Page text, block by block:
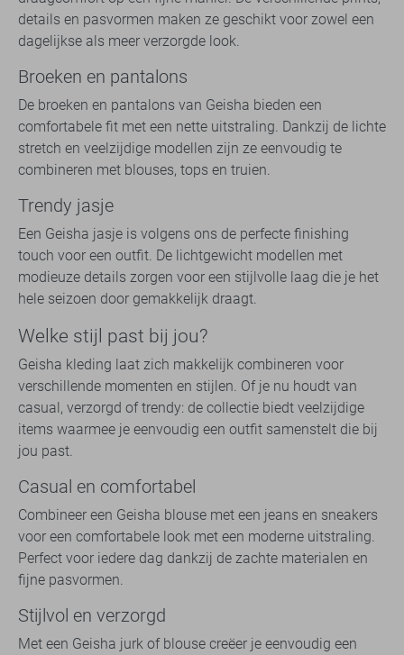
details en pasvormen maken ze geschikt voor zowel een
dagelijkse als meer verzorgde look.
Broeken en pantalons
De broeken en pantalons van Geisha bieden een
comfortabele fit met een nette uitstraling. Dankzij de lichte
stretch en veelzijdige modellen zijn ze eenvoudig te
combineren met blouses, tops en truien.
Trendy jasje
Een Geisha jasje is volgens ons de perfecte finishing
touch voor een outfit. De lichtgewicht modellen met
modieuze details zorgen voor een stijlvolle laag die je het
hele seizoen door gemakkelijk draagt.
Welke stijl past bij jou?
Geisha kleding laat zich makkelijk combineren voor
verschillende momenten en stijlen. Of je nu houdt van
casual, verzorgd of trendy: de collectie biedt veelzijdige
items waarmee je eenvoudig een outfit samenstelt die bij
jou past.
Casual en comfortabel
Combineer een Geisha blouse met een jeans en sneakers
voor een comfortabele look met een moderne uitstraling.
Perfect voor iedere dag dankzij de zachte materialen en
fijne pasvormen.
Stijlvol en verzorgd
Met een Geisha jurk of blouse creëer je eenvoudig een